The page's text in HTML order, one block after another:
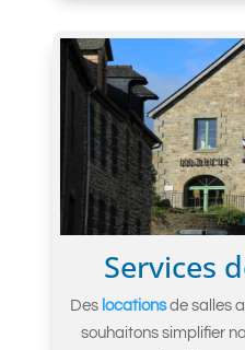
Services
Des locations de salles
souhaitons simplifier